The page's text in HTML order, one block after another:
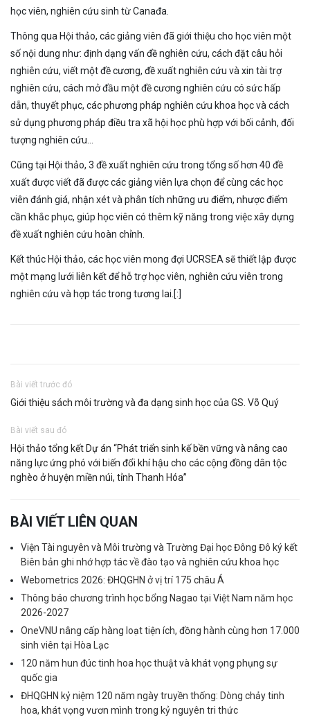
học viên, nghiên cứu sinh từ Canađa.
Thông qua Hội thảo, các giảng viên đã giới thiệu cho học viên một
số nội dung như: định dạng vấn đề nghiên cứu, cách đặt câu hỏi
nghiên cứu, viết một đề cương, đề xuất nghiên cứu và xin tài trợ
nghiên cứu, cách mở đầu một đề cương nghiên cứu có sức hấp
dẫn, thuyết phục, các phương pháp nghiên cứu khoa học và cách
sử dụng phương pháp điều tra xã hội học phù hợp với bối cảnh, đối
tượng nghiên cứu…
Cũng tại Hội thảo, 3 đề xuất nghiên cứu trong tổng số hơn 40 đề
xuất được viết đã được các giảng viên lựa chọn để cùng các học
viên đánh giá, nhận xét và phân tích những ưu điểm, nhược điểm
cần khắc phục, giúp học viên có thêm kỹ năng trong việc xây dựng
đề xuất nghiên cứu hoàn chỉnh.
Kết thúc Hội thảo, các học viên mong đợi UCRSEA sẽ thiết lập được
một mạng lưới liên kết để hỗ trợ học viên, nghiên cứu viên trong
nghiên cứu và hợp tác trong tương lai.[:]
Bài viết trước đó
Giới thiệu sách môi trường và đa dạng sinh học của GS. Võ Quý
Bài viết sau đó
Hội thảo tổng kết Dự án “Phát triển sinh kế bền vững và nâng cao
năng lực ứng phó với biến đổi khí hậu cho các cộng đồng dân tộc
nghèo ở huyện miền núi, tỉnh Thanh Hóa”
BÀI VIẾT LIÊN QUAN
Viện Tài nguyên và Môi trường và Trường Đại học Đông Đô ký kết
Biên bản ghi nhớ hợp tác về đào tạo và nghiên cứu khoa học
Webometrics 2026: ĐHQGHN ở vị trí 175 châu Á
Thông báo chương trình học bổng Nagao tại Việt Nam năm học
2026-2027
OneVNU nâng cấp hàng loạt tiện ích, đồng hành cùng hơn 17.000
sinh viên tại Hòa Lạc
120 năm hun đúc tinh hoa học thuật và khát vọng phụng sự
quốc gia
ĐHQGHN kỷ niệm 120 năm ngày truyền thống: Dòng chảy tinh
hoa, khát vọng vươn mình trong kỷ nguyên tri thức